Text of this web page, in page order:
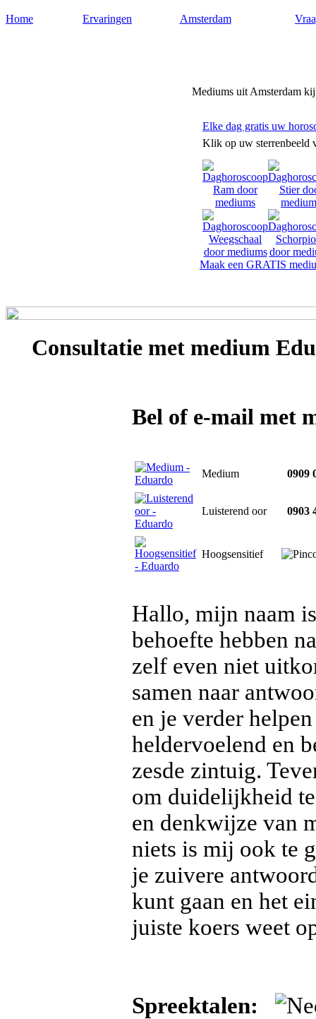
Home Ervaringen Amsterdam
Mediums uit Amsterdam
Elke dag gratis uw
Klik op uw sterrenbeeld
Maak een GRATIS
Consultatie met medium
Bel of e-mail met
Medium 0909
Luisterend oor 0903
Hoogsensitief
Hallo, mijn naam
behoefte hebben
zelf even niet
samen naar
en je verder
heldervoelend en
zesde zintuig.
om duidelijkheid
en denkwijze van
niets is mij ook te
je zuivere
kunt gaan en het
juiste koers weet
Spreektalen: